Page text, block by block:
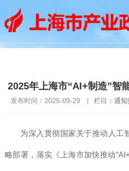
2025年上海市“AI+制造”智
发布时间：2025-09-29 | 栏目： 通知
为深入贯彻国家关于推动人工
略部署，落实《上海市加快推动